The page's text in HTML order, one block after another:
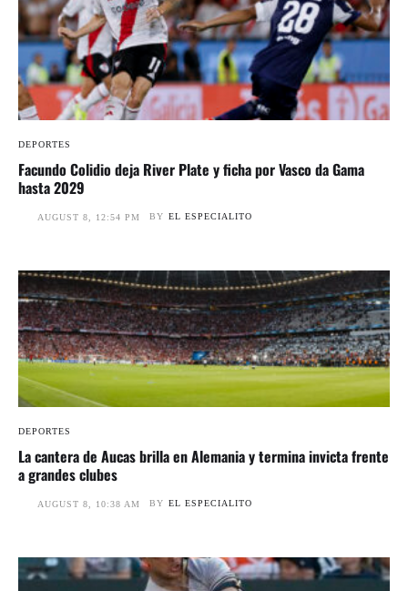
DEPORTES
Facundo Colidio deja River Plate y ficha por Vasco da Gama
hasta 2029
AUGUST 8, 12:54 PM BY EL ESPECIALITO
DEPORTES
La cantera de Aucas brilla en Alemania y termina invicta frente
a grandes clubes
AUGUST 8, 10:38 AM BY EL ESPECIALITO